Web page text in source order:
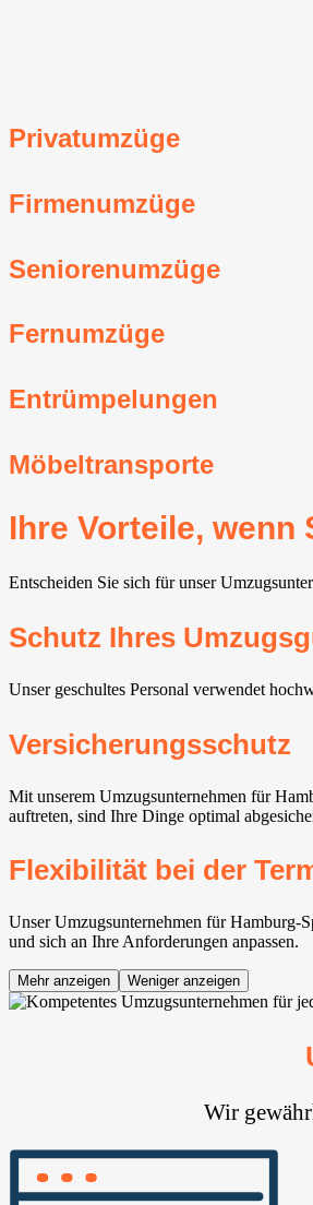
Privatumzüge
Firmenumzüge
Seniorenumzüge
Fernumzüge
Entrümpelungen
Möbeltransporte
Ihre Vorteile, wenn
Entscheiden Sie sich für unser
Schutz Ihres
Unser geschultes Personal verwendet
Versicherungsschutz
Mit unserem Umzugsunternehmen für
auftreten, sind Ihre Dinge optimal
Flexibilität bei der
Unser Umzugsunternehmen für Hamburg-
und sich an Ihre Anforderungen anpassen.
Mehr anzeigen Weniger anzeigen
Wir